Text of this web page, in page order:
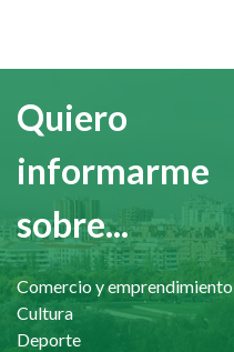
Quiero
informarme
sobre...
Comercio y emprendimiento
Cultura
Deporte